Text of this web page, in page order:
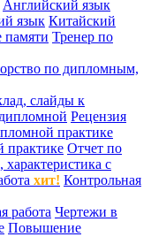
Английский язык
язык Китайский
памяти Тренер по
по дипломным,
слайды к
Рецензия
практике
практике Отчет по
с
хит! Контрольная
работа Чертежи в
Повышение